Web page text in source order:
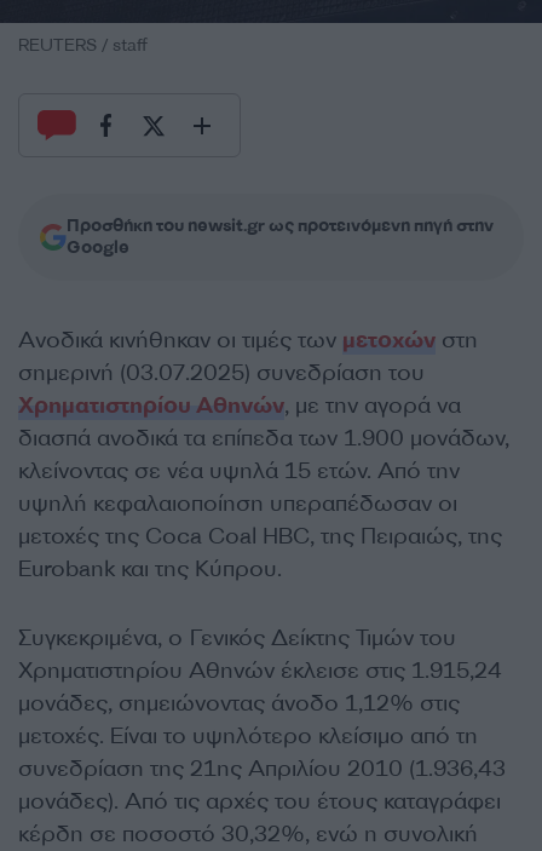
REUTERS / staff
Προσθήκη του newsit.gr ως προτεινόμενη πηγή στην
Google
Ανοδικά κινήθηκαν οι τιμές των μετοχών στη
σημερινή (03.07.2025) συνεδρίαση του
Χρηματιστηρίου Αθηνών, με την αγορά να
διασπά ανοδικά τα επίπεδα των 1.900 μονάδων,
κλείνοντας σε νέα υψηλά 15 ετών. Από την
υψηλή κεφαλαιοποίηση υπεραπέδωσαν οι
μετοχές της Coca Coal HBC, της Πειραιώς, της
Eurobank και της Κύπρου.
Συγκεκριμένα, ο Γενικός Δείκτης Τιμών του
Χρηματιστηρίου Αθηνών έκλεισε στις 1.915,24
μονάδες, σημειώνοντας άνοδο 1,12% στις
μετοχές. Είναι το υψηλότερο κλείσιμο από τη
συνεδρίαση της 21ης Απριλίου 2010 (1.936,43
μονάδες). Από τις αρχές του έτους καταγράφει
κέρδη σε ποσοστό 30,32%, ενώ η συνολική